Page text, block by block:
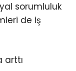
sorumluluk
de iş
arttı